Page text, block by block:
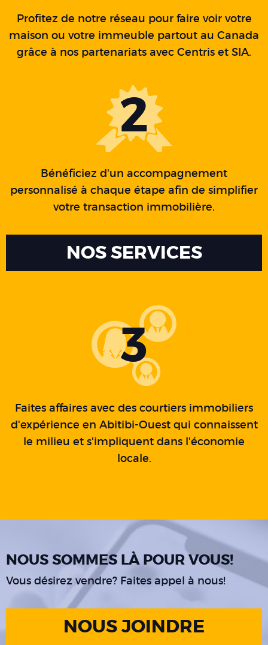
Profitez de notre réseau pour faire voir votre
maison ou votre immeuble partout au Canada
grâce à nos partenariats avec Centris et SIA.
2
Bénéficiez d'un accompagnement
personnalisé à chaque étape afin de simplifier
votre transaction immobilière.
NOS SERVICES
3
Faites affaires avec des courtiers immobiliers
d'expérience en Abitibi-Ouest qui connaissent
le milieu et s'impliquent dans l'économie
locale.
NOUS SOMMES LÀ POUR VOUS!
Vous désirez vendre? Faites appel à nous!
NOUS JOINDRE